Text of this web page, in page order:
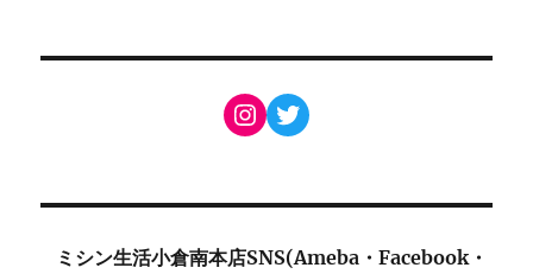
Instagram
Twitter
ミシン生活小倉南本店SNS(Ameba・Facebook・